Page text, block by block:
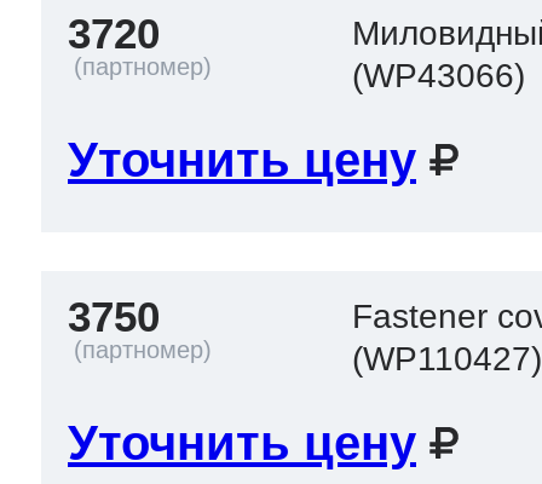
3720
(WP43066)
Уточнить цену
3750
Fastener
(WP110427)
Уточнить цену